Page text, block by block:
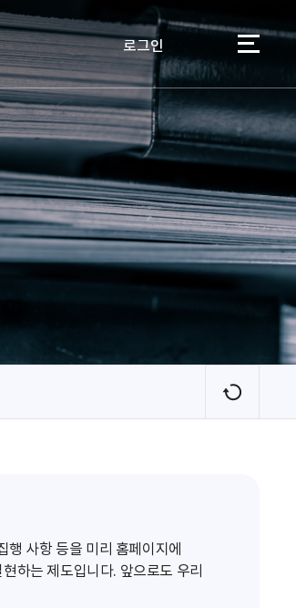
로그인 이용자
새
로
사항 등을 미리 홈페이지에
하는 제도입니다. 앞으로도 우리